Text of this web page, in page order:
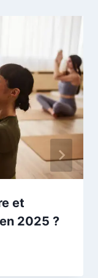
et
2025 ?